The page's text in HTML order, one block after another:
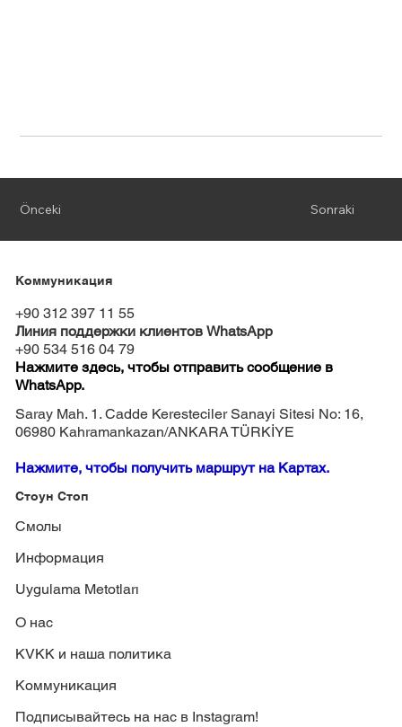
Sonraki
Önceki
Коммуникация
+90 312 397 11 55
Линия поддержки клиентов WhatsApp
+90 534 516 04 79
Нажмите здесь, чтобы отправить сообщение в
WhatsApp.
Saray Mah. 1. Cadde Keresteciler Sanayi Sitesi No: 16,
06980 Kahramankazan/ANKARA TÜRKİYE
Нажмите, чтобы получить маршрут на Картах.
Стоун Стоп
Смолы
Информация
Uygulama Metotları
О нас
KVKK и наша политика
Коммуникация
Подписывайтесь на нас в Instagram!